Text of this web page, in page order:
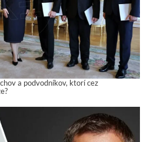
a podvodníkov, ktorí cez